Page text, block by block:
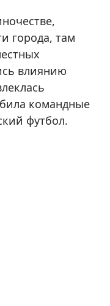
города, там
влиянию
командные
футбол.